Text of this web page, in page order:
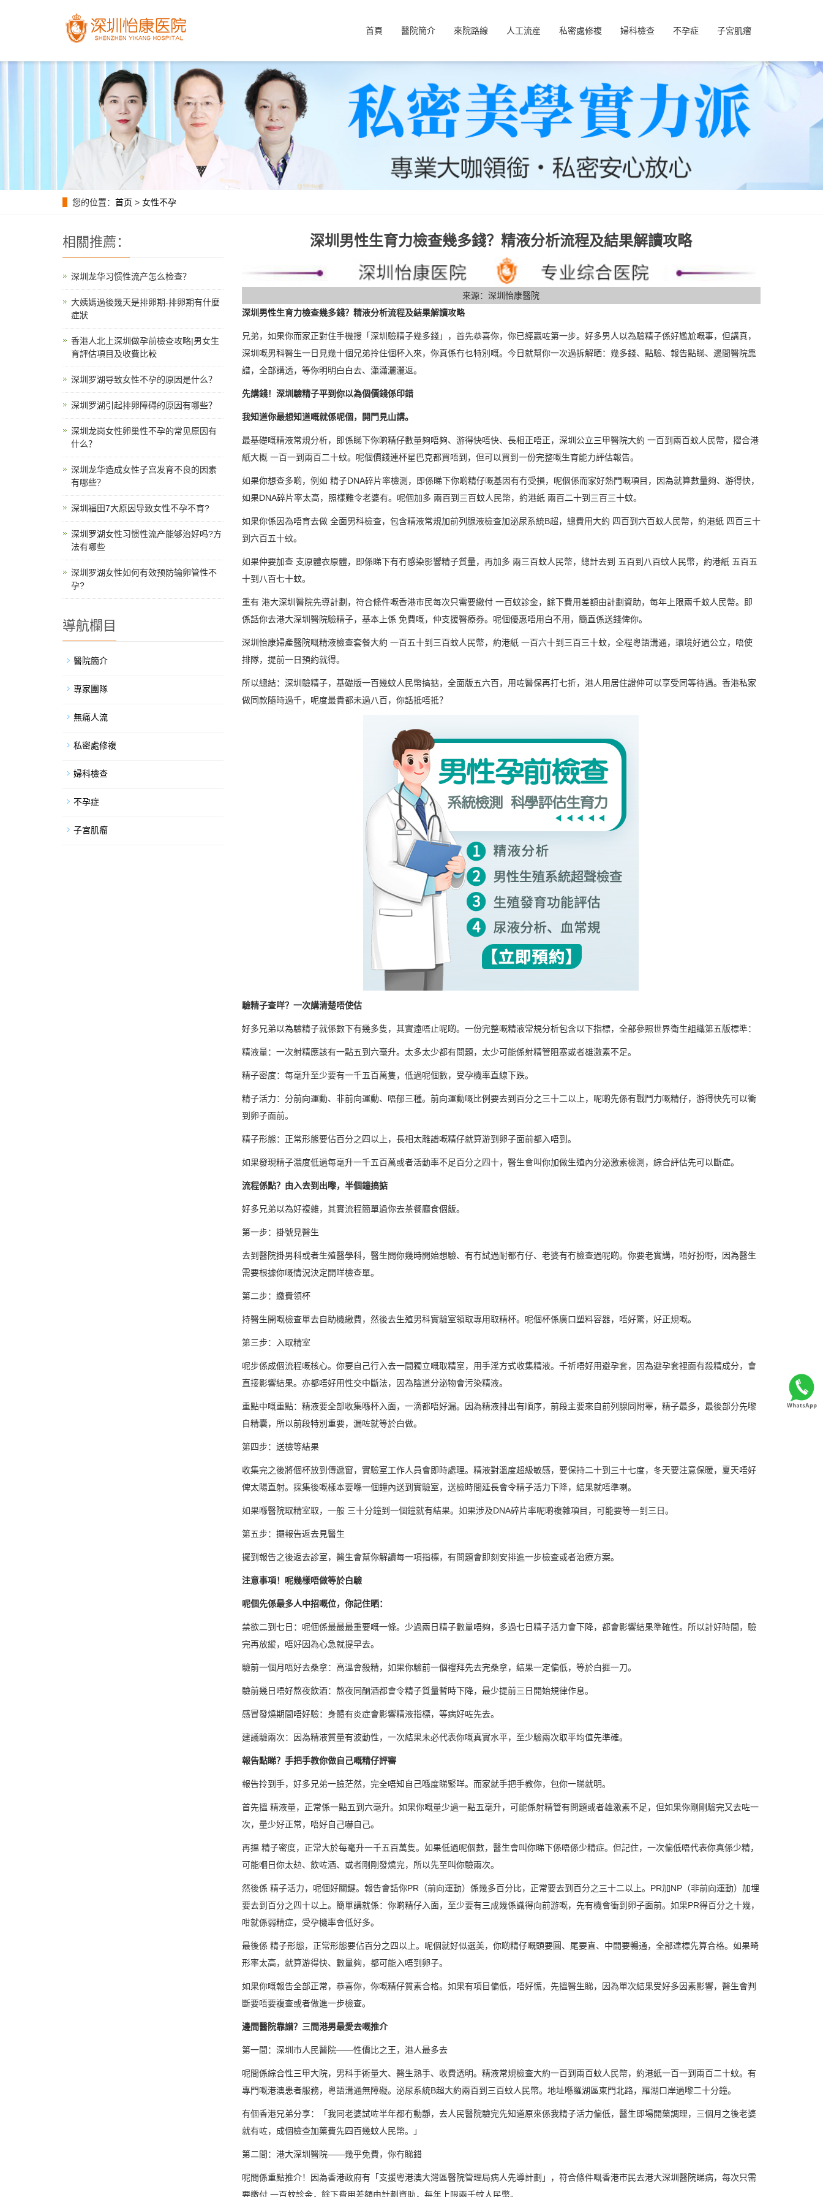
首頁 醫院簡介 來院路線 人工流産 私密處修複 婦科檢查 不孕症 子宮肌瘤
您的位置： 首页 > 女性不孕
深圳男性生育力檢查幾多錢？精液分析流程及結果解讀攻略
来源：深圳怡康醫院
深圳男性生育力檢查幾多錢？精液分析流程及結果解讀攻略
兄弟，如果你而家正對住手機搜「深圳驗精子幾多錢」，首先恭喜你，你已經贏咗第一步。好多男人以為驗精子係好尷尬嘅事，但講真，
深圳嘅男科醫生一日見幾十個兄弟拎住個杯入來，你真係冇乜特別嘅。今日就幫你一次過拆解晒：幾多錢、點驗、報告點睇、邊間醫院靠
譜，全部講透，等你明明白白去、瀟瀟灑灑返。
先講錢！深圳驗精子平到你以為個價錢係印錯
我知道你最想知道嘅就係呢個，開門見山講。
最基礎嘅精液常規分析，即係睇下你啲精仔數量夠唔夠、游得快唔快、長相正唔正，深圳公立三甲醫院大約 一百到兩百蚊人民幣，摺合港
紙大概 一百一到兩百二十蚊。呢個價錢連杯星巴克都買唔到，但可以買到一份完整嘅生育能力評估報告。
如果你想查多啲，例如 精子DNA碎片率檢測，即係睇下你啲精仔嘅基因有冇受損，呢個係而家好熱門嘅項目，因為就算數量夠、游得快，
如果DNA碎片率太高，照樣難令老婆有。呢個加多 兩百到三百蚊人民幣，約港紙 兩百二十到三百三十蚊。
如果你係因為唔育去做 全面男科檢查，包含精液常規加前列腺液檢查加泌尿系統B超，總費用大約 四百到六百蚊人民幣，約港紙 四百三十
到六百五十蚊。
如果仲要加查 支原體衣原體，即係睇下有冇感染影響精子質量，再加多 兩三百蚊人民幣，總計去到 五百到八百蚊人民幣，約港紙 五百五
十到八百七十蚊。
重有 港大深圳醫院先導計劃，符合條件嘅香港市民每次只需要繳付 一百蚊診金，餘下費用差額由計劃資助，每年上限兩千蚊人民幣。即
係話你去港大深圳醫院驗精子，基本上係 免費嘅，仲支援醫療券。呢個優惠唔用白不用，簡直係送錢俾你。
深圳怡康婦產醫院嘅精液檢查套餐大約 一百五十到三百蚊人民幣，約港紙 一百六十到三百三十蚊，全程粵語溝通，環境好過公立，唔使
排隊，提前一日預約就得。
所以總結：深圳驗精子，基礎版一百幾蚊人民幣搞掂，全面版五六百，用咗醫保再打七折，港人用居住證仲可以享受同等待遇。香港私家
做同款隨時過千，呢度最貴都未過八百，你話抵唔抵？
驗精子查咩？一次講清楚唔使估
好多兄弟以為驗精子就係數下有幾多隻，其實遠唔止呢啲。一份完整嘅精液常規分析包含以下指標，全部參照世界衛生組織第五版標準：
精液量：一次射精應該有一點五到六毫升。太多太少都有問題，太少可能係射精管阻塞或者雄激素不足。
精子密度：每毫升至少要有一千五百萬隻，低過呢個數，受孕機率直線下跌。
精子活力：分前向運動、非前向運動、唔郁三種。前向運動嘅比例要去到百分之三十二以上，呢啲先係有戰鬥力嘅精仔，游得快先可以衝
到卵子面前。
精子形態：正常形態要佔百分之四以上，長相太離譜嘅精仔就算游到卵子面前都入唔到。
如果發現精子濃度低過每毫升一千五百萬或者活動率不足百分之四十，醫生會叫你加做生殖內分泌激素檢測，綜合評估先可以斷症。
流程係點？由入去到出嚟，半個鐘搞掂
好多兄弟以為好複雜，其實流程簡單過你去茶餐廳食個飯。
第一步：掛號見醫生
去到醫院掛男科或者生殖醫學科，醫生問你幾時開始想驗、有冇試過耐都冇仔、老婆有冇檢查過呢啲。你要老實講，唔好扮嘢，因為醫生
需要根據你嘅情況決定開咩檢查單。
第二步：繳費領杯
持醫生開嘅檢查單去自助機繳費，然後去生殖男科實驗室領取專用取精杯。呢個杯係廣口塑料容器，唔好驚，好正規嘅。
第三步：入取精室
呢步係成個流程嘅核心。你要自己行入去一間獨立嘅取精室，用手淫方式收集精液。千祈唔好用避孕套，因為避孕套裡面有殺精成分，會
直接影響結果。亦都唔好用性交中斷法，因為陰道分泌物會污染精液。
重點中嘅重點：精液要全部收集喺杯入面，一滴都唔好漏。因為精液排出有順序，前段主要來自前列腺同附睪，精子最多，最後部分先嚟
自精囊，所以前段特別重要，漏咗就等於白做。
第四步：送檢等結果
收集完之後將個杯放到傳遞窗，實驗室工作人員會即時處理。精液對溫度超級敏感，要保持二十到三十七度，冬天要注意保暖，夏天唔好
俾太陽直射。採集後嘅樣本要喺一個鐘內送到實驗室，送檢時間延長會令精子活力下降，結果就唔準喇。
如果喺醫院取精室取，一般 三十分鐘到一個鐘就有結果。如果涉及DNA碎片率呢啲複雜項目，可能要等一到三日。
第五步：攞報告返去見醫生
攞到報告之後返去診室，醫生會幫你解讀每一項指標，有問題會即刻安排進一步檢查或者治療方案。
注意事項！呢幾樣唔做等於白驗
呢個先係最多人中招嘅位，你記住晒：
禁欲二到七日：呢個係最最最重要嘅一條。少過兩日精子數量唔夠，多過七日精子活力會下降，都會影響結果準確性。所以計好時間，驗
完再放縱，唔好因為心急就提早去。
驗前一個月唔好去桑拿：高溫會殺精，如果你驗前一個禮拜先去完桑拿，結果一定偏低，等於白捱一刀。
驗前幾日唔好熬夜飲酒：熬夜同酗酒都會令精子質量暫時下降，最少提前三日開始規律作息。
感冒發燒期間唔好驗：身體有炎症會影響精液指標，等病好咗先去。
建議驗兩次：因為精液質量有波動性，一次結果未必代表你嘅真實水平，至少驗兩次取平均值先準確。
報告點睇？手把手教你做自己嘅精仔評審
報告拎到手，好多兄弟一臉茫然，完全唔知自己喺度睇緊咩。而家就手把手教你，包你一睇就明。
首先搵 精液量，正常係一點五到六毫升。如果你嘅量少過一點五毫升，可能係射精管有問題或者雄激素不足，但如果你剛剛驗完又去咗一
次，量少好正常，唔好自己嚇自己。
再搵 精子密度，正常大於每毫升一千五百萬隻。如果低過呢個數，醫生會叫你睇下係唔係少精症。但記住，一次偏低唔代表你真係少精，
可能嗰日你太攰、飲咗酒、或者剛剛發燒完，所以先至叫你驗兩次。
然後係 精子活力，呢個好關鍵。報告會話你PR（前向運動）係幾多百分比，正常要去到百分之三十二以上。PR加NP（非前向運動）加埋
要去到百分之四十以上。簡單講就係：你啲精仔入面，至少要有三成幾係識得向前游嘅，先有機會衝到卵子面前。如果PR得百分之十幾，
咁就係弱精症，受孕機率會低好多。
最後係 精子形態，正常形態要佔百分之四以上。呢個就好似選美，你啲精仔嘅頭要圓、尾要直、中間要暢通，全部達標先算合格。如果畸
形率太高，就算游得快、數量夠，都可能入唔到卵子。
如果你嘅報告全部正常，恭喜你，你嘅精仔質素合格。如果有項目偏低，唔好慌，先搵醫生睇，因為單次結果受好多因素影響，醫生會判
斷要唔要複查或者做進一步檢查。
邊間醫院靠譜？三間港男最愛去嘅推介
第一間：深圳市人民醫院——性價比之王，港人最多去
呢間係綜合性三甲大院，男科手術量大、醫生熟手、收費透明。精液常規檢查大約一百到兩百蚊人民幣，約港紙一百一到兩百二十蚊。有
專門嘅港澳患者服務，粵語溝通無障礙。泌尿系統B超大約兩百到三百蚊人民幣。地址喺羅湖區東門北路，羅湖口岸過嚟二十分鐘。
有個香港兄弟分享：「我同老婆試咗半年都冇動靜，去人民醫院驗完先知道原來係我精子活力偏低，醫生即場開藥調理，三個月之後老婆
就有咗，成個檢查加藥費先四百幾蚊人民幣。」
第二間：港大深圳醫院——幾乎免費，你冇睇錯
呢間係重點推介！因為香港政府有「支援粵港澳大灣區醫院管理局病人先導計劃」，符合條件嘅香港市民去港大深圳醫院睇病，每次只需
要繳付 一百蚊診金，餘下費用差額由計劃資助，每年上限兩千蚊人民幣。
相關推薦：
深圳龙华习惯性流产怎么检查？
大姨媽過後幾天是排卵期-排卵期有什麼
症狀
香港人北上深圳做孕前檢查攻略|男女生
育評估項目及收費比較
深圳罗湖导致女性不孕的原因是什么？
深圳罗湖引起排卵障碍的原因有哪些？
深圳龙岗女性卵巢性不孕的常见原因有
什么？
深圳龙华造成女性子宫发育不良的因素
有哪些？
深圳福田7大原因导致女性不孕不育?
深圳罗湖女性习惯性流产能够治好吗?方
法有哪些
深圳罗湖女性如何有效预防输卵管性不
孕?
導航欄目
醫院簡介
專家團隊
無痛人流
私密處修複
婦科檢查
不孕症
子宮肌瘤